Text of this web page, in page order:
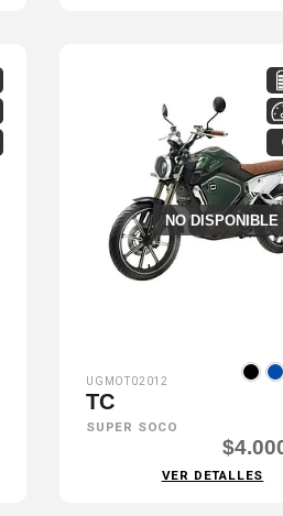
NO DISPONIBLE
UGMOT02012
TC
SUPER SOCO
VER DETALLES